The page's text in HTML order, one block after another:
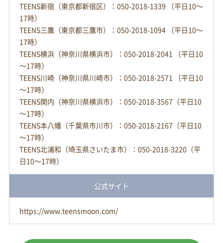
TEENS新宿（東京都新宿区）：050-2018-1339 （平日10～
17時）
TEENS三鷹（東京都三鷹市）：050-2018-1094 （平日10～
17時）
TEENS横浜（神奈川県横浜市）：050-2018-2041 （平日10
～17時）
TEENS川崎（神奈川県川崎市）：050-2018-2571 （平日10
～17時）
TEENS関内（神奈川県横浜市）：050-2018-3567（平日10
～17時）
TEENS本八幡（千葉県市川市）：050-2018-2167（平日10
～17時）
TEENS北浦和（埼玉県さいたま市）：050-2018-3220（平
日10～17時）
公式サイト
https://www.teensmoon.com/